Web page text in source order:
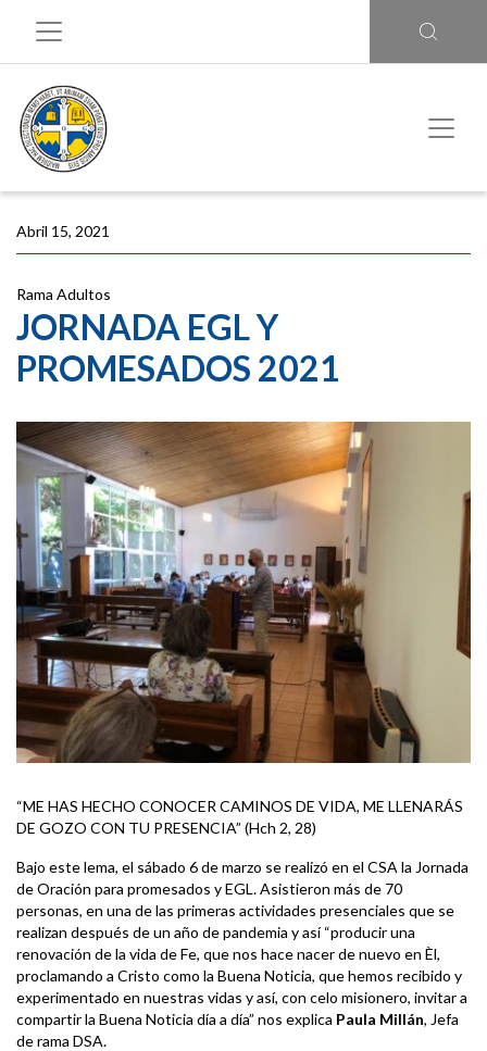
Abril 15, 2021
Rama Adultos
JORNADA EGL Y
PROMESADOS 2021
“ME HAS HECHO CONOCER CAMINOS DE VIDA, ME LLENARÁS
DE GOZO CON TU PRESENCIA” (Hch 2, 28)
Bajo este lema, el sábado 6 de marzo se realizó en el CSA la Jornada
de Oración para promesados y EGL. Asistieron más de 70
personas, en una de las primeras actividades presenciales que se
realizan después de un año de pandemia y así “producir una
renovación de la vida de Fe, que nos hace nacer de nuevo en Èl,
proclamando a Cristo como la Buena Noticia, que hemos recibido y
experimentado en nuestras vidas y así, con celo misionero, invitar a
compartir la Buena Noticia día a día” nos explica Paula Millán, Jefa
de rama DSA.